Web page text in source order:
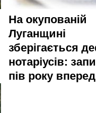
На окупованій
Луганщині
зберігається
нотаріусів:
пів року вперед